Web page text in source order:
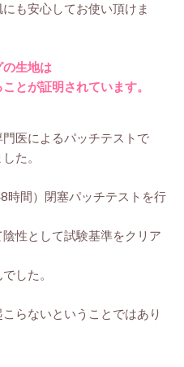
も安心してお使い頂けま
生地は
とが証明されています。
医によるパッチテストで
た。
時間）閉塞パッチテストを行
性として試験基準をクリア
した。
らないということではあり